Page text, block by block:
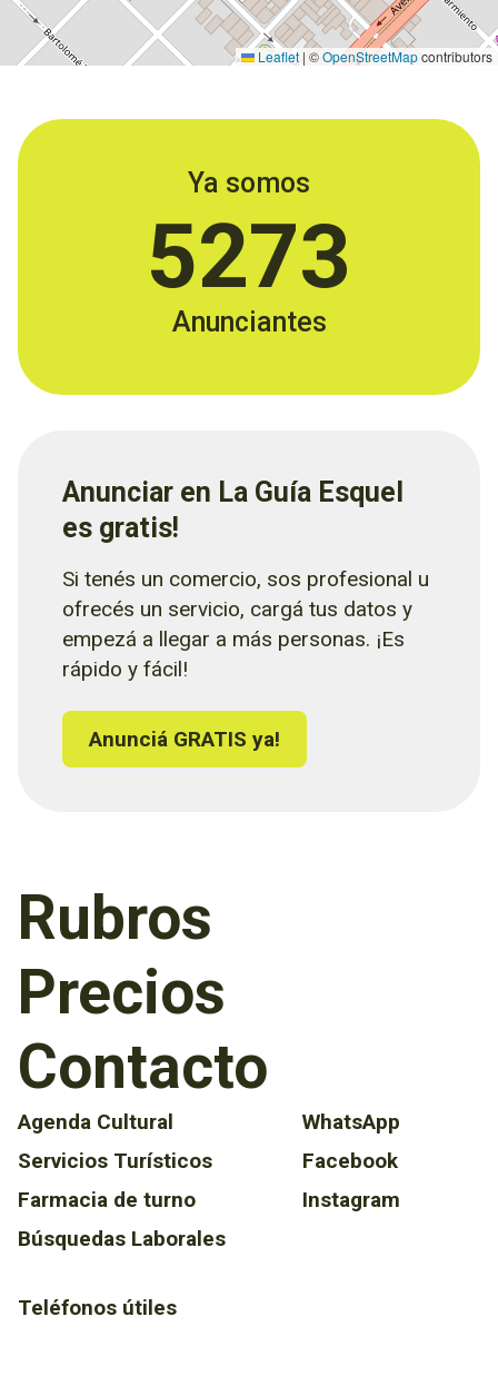
Leaflet | ©OpenStreetMapcontributors
Ya somos
5273
Anunciantes
Anunciar en La Guía Esquel
es gratis!
Si tenés un comercio, sos profesional u
ofrecés un servicio, cargá tus datos y
empezá a llegar a más personas. ¡Es
rápido y fácil!
Anunciá GRATIS ya!
Rubros
Precios
Contacto
Agenda Cultural
Servicios Turísticos
Farmacia de turno
Búsquedas Laborales
Teléfonos útiles
WhatsApp
Facebook
Instagram